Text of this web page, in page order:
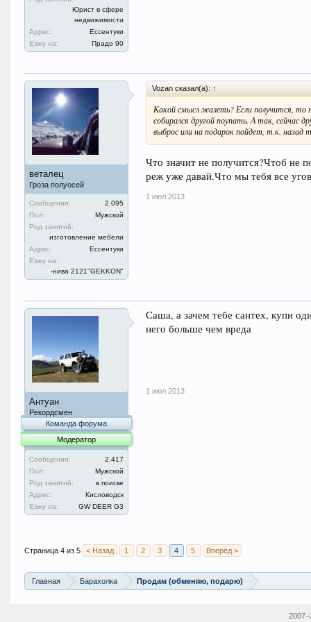
Юрист в сфере
недвижимости
Адрес:
Ессентуки
Езжу на:
Прадо 90
веталец
Гроза полуосей
Сообщения:
2.095
Пол:
Мужской
Род занятий:
изготовление мебели
Адрес:
Ессентуки
Езжу на:
-нива 2121"GEKKON"
Vozan сказал(а): ↑
Какой смысл жалеть? Если получится, то
собирался другой поупать. А так, сейчас
выброс или на подарок пойдет, т.к. назад
Что значит не получится?Чтоб не
реж уже давай.Что мы тебя все
1 июл 2013
Антуан
Рекордсмен
Команда форума
Модератор
Сообщения:
2.417
Пол:
Мужской
Род занятий:
в поиске
Адрес:
Кисловодск
Езжу на:
GW DEER G3
Саша, а зачем тебе сантех, купи
него больше чем вреда
1 июл 2013
Страница 4 из 5 < Назад 1 2 3 4 5 Вперёд >
Главная Барахолка Продам (обменяю, подарю)
2007–